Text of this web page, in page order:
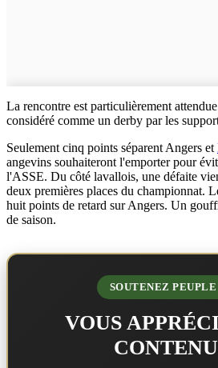
La rencontre est particulièrement
considéré comme un derby par les
Seulement cinq points séparent Angers et
angevins souhaiteront l'emporter pour
l'ASSE. Du côté lavallois, une défaite
deux premières places du championnat.
huit points de retard sur Angers. Un
de saison.
SOUTENEZ
VOUS